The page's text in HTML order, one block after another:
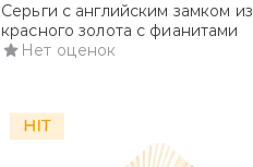
Серьги с английским замком из
красного золота с фианитами
Нет оценок